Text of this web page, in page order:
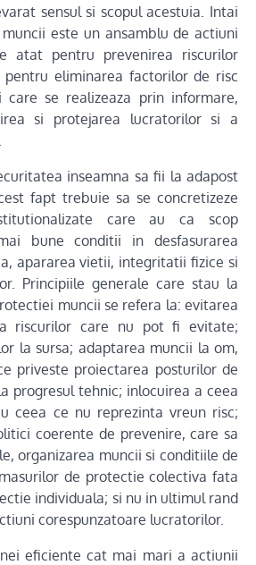
sensul si scopul acestuia. Intai
este un ansamblu de actiuni
atat pentru prevenirea riscurilor
pentru eliminarea factorilor de risc
care se realizeaza prin informare,
si protejarea lucratorilor si a
inseamna sa fii la adapost
fapt trebuie sa se concretizeze
care au ca scop
bune conditii in desfasurarea
apararea vietii, integritatii fizice si
Principiile generale care stau la
muncii se refera la: evitarea
riscurilor care nu pot fi evitate;
la sursa; adaptarea muncii la om,
priveste proiectarea posturilor de
progresul tehnic; inlocuirea a ceea
ceea ce nu reprezinta vreun risc;
coerente de prevenire, care sa
organizarea muncii si conditiile de
de protectie colectiva fata
individuala; si nu in ultimul rand
corespunzatoare lucratorilor.
eficiente cat mai mari a actiunii